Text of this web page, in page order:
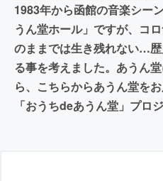
1983年から函館の音楽シー
うん堂ホール」ですが、コ
のままでは生き残れない…
る事を考えました。あうん
ら、こちらからあうん堂を
「おうちdeあうん堂」プロ